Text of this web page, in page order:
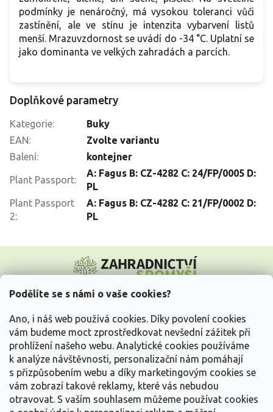
Podělíte se s námi o vaše cookies?
Ano, i náš web používá cookies. Díky povolení cookies
vám budeme moct zprostředkovat nevšední zážitek při
prohlížení našeho webu. Analytické cookies používáme
k analýze návštěvnosti, personalizační nám pomáhají
s přizpůsobením webu a díky marketingovým cookies se
vám zobrazí takové reklamy, které vás nebudou
otravovat. S vaším souhlasem můžeme používat cookies
podmínky je nenáročný, má vysokou toleranci vůči
zastínění, ale ve stínu je intenzita vybarvení listů
menší. Mrazuvzdornost se uvádí do -34 °C. Uplatní se
jako dominanta ve velkých zahradách a parcích.
Doplňkové parametry
Kategorie:
Buky
EAN:
Zvolte variantu
Balení: kontejner
Plant Passport:
A: Fagus B: CZ-4282 C: 24/FP/0005 D:
PL
Plant Passport
2:
A: Fagus B: CZ-4282 C: 21/FP/0002 D:
PL
p
Vše o nákupu
Informace pro Vás
Kontakujte nás